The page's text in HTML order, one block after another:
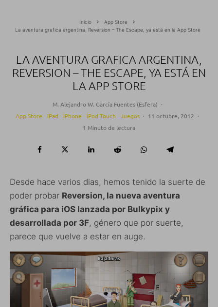
Inicio
App Store
La aventura grafica argentina, Reversion – The Escape, ya está en la App Store
LA AVENTURA GRAFICA ARGENTINA,
REVERSION – THE ESCAPE, YA ESTÁ EN
LA APP STORE
M. Alejandro W. García Fuentes (Esfera) ·
App Store
iPad iPhone iPod Touch Juegos · 11 octubre, 2012 ·
1 Minuto de lectura
Desde hace varios dias, hemos tenido la suerte de
poder probar Reversion, la nueva aventura
gráfica para iOS lanzada por Bulkypix y
desarrollada por 3F, género que por suerte,
parece que vuelve a estar en auge.